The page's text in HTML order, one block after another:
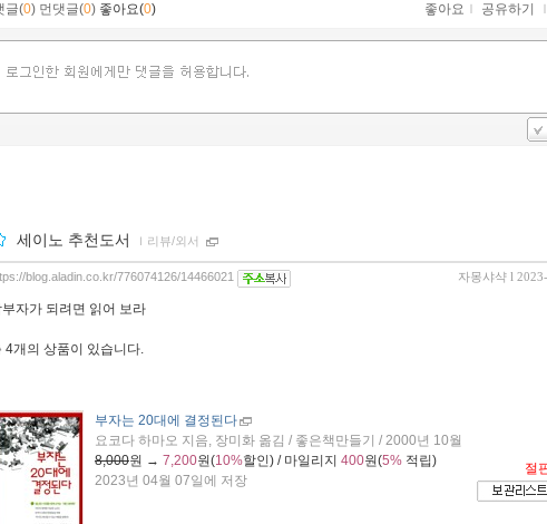
글(0) 먼댓글(0) 좋아요(0) 좋아요 ｌ 공유하기
세이노 추천도서 ｌ 리뷰/외서
자몽샤샥 l
blog.aladin.co.kr/776074126/14466021
부자가 되려면 읽어 보라
4개 의 상품이 있습니다.
부자는 20대에 결정된다
요코다 하마오 지음, 장미화 옮김 / 좋은책만들기 / 2000년 10월
8,000원 → 7,200원(10%할인) / 마일리지 400원(5% 적립)
2023년 04월 07일에 저장
절